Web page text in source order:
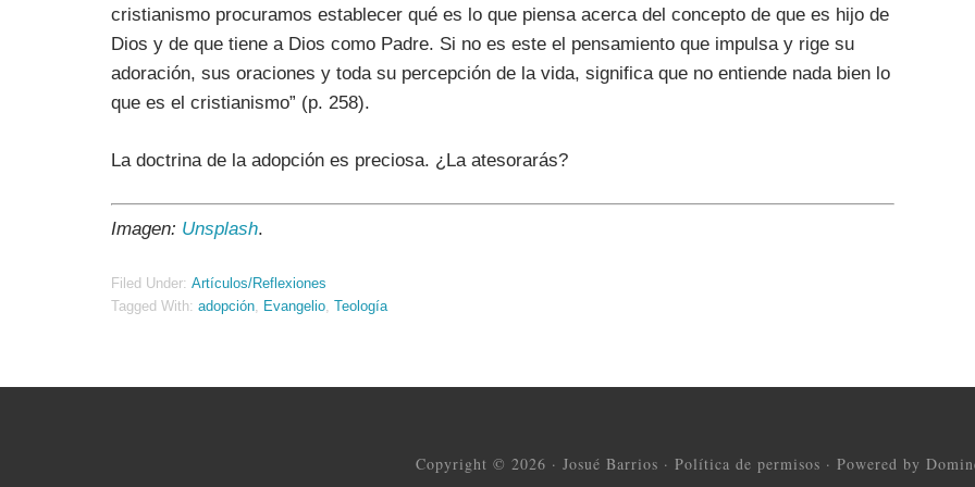
cristianismo procuramos establecer qué es lo que piensa acerca del concepto de que es hijo de
Dios y de que tiene a Dios como Padre. Si no es este el pensamiento que impulsa y rige su
adoración, sus oraciones y toda su percepción de la vida, significa que no entiende nada bien lo
que es el cristianismo” (p. 258).
La doctrina de la adopción es preciosa. ¿La atesorarás?
Imagen: Unsplash.
Filed Under: Artículos/Reflexiones
Tagged With: adopción, Evangelio, Teología
Copyright © 2026 · Josué Barrios · Política de permisos · Powered by